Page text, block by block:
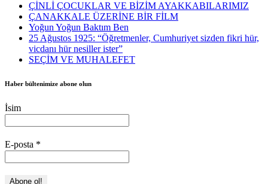
ÇİNLİ ÇOCUKLAR VE BİZİM AYAKKABILARIMIZ
ÇANAKKALE ÜZERİNE BİR FİLM
Yoğun Yoğun Baktım Ben
25 Ağustos 1925: “Öğretmenler, Cumhuriyet sizden fikri hür,
vicdanı hür nesiller ister”
SEÇİM VE MUHALEFET
Haber bültenimize abone olun
İsim
E-posta *